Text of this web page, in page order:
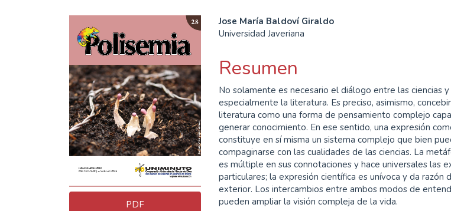
Barra
lateral
del
artículo
PDF
Contenido
principal
del
artículo
Jose María Baldoví Giraldo
Universidad Javeriana
Resumen
No solamente es necesario el diálogo entre las ciencias y
especialmente la literatura. Es preciso, asimismo,
literatura como una forma de pensamiento complejo
generar conocimiento. En ese sentido, una expresión
constituye en sí misma un sistema complejo que bien
compaginarse con las cualidades de las ciencias. La
es múltiple en sus connotaciones y hace universales las
particulares; la expresión científica es unívoca y da razón
exterior. Los intercambios entre ambos modos de
pueden ampliar la visión compleja de la vida.